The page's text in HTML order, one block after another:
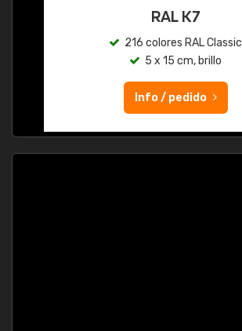
RAL K7
216 colores RAL Classic
5 x 15 cm, brillo
Info / pedido